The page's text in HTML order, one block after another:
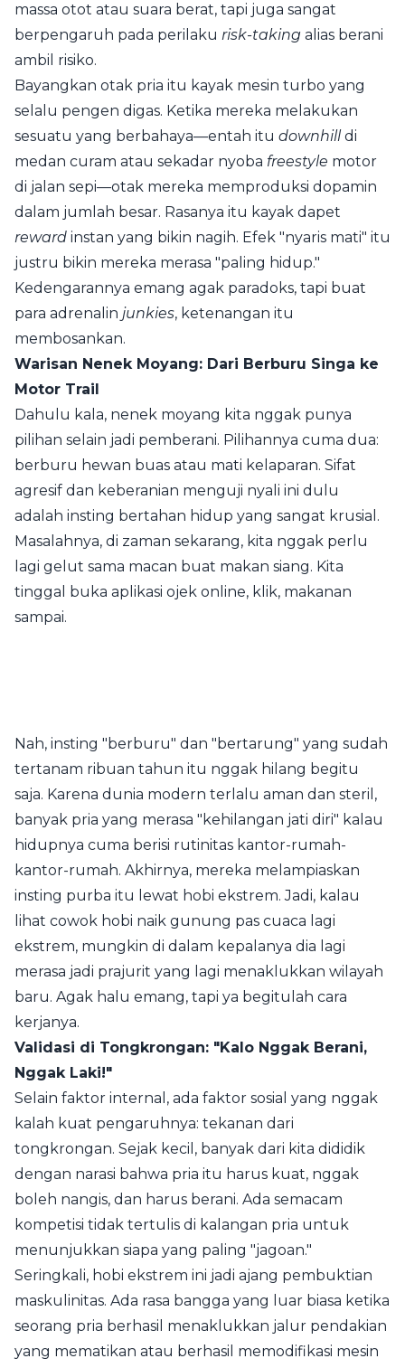
massa otot atau suara berat, tapi juga sangat
berpengaruh pada perilaku risk-taking alias berani
ambil risiko.
Bayangkan otak pria itu kayak mesin turbo yang
selalu pengen digas. Ketika mereka melakukan
sesuatu yang berbahaya—entah itu downhilldi
medan curam atau sekadar nyoba freestyle motor
di jalan sepi—otak mereka memproduksi dopamin
dalam jumlah besar. Rasanya itu kayak dapet
reward instan yang bikin nagih. Efek "nyaris mati" itu
justru bikin mereka merasa "paling hidup."
Kedengarannya emang agak paradoks, tapi buat
para adrenalin junkies, ketenangan itu
membosankan.
Warisan Nenek Moyang: Dari Berburu Singa ke
Motor Trail
Dahulu kala, nenek moyang kita nggak punya
pilihan selain jadi pemberani. Pilihannya cuma dua:
berburu hewan buas atau mati kelaparan. Sifat
agresif dan keberanian menguji nyali ini dulu
adalah insting bertahan hidup yang sangat krusial.
Masalahnya, di zaman sekarang, kita nggak perlu
lagi gelut sama macan buat makan siang. Kita
tinggal buka aplikasi ojek online, klik, makanan
sampai.
Nah, insting "berburu" dan "bertarung" yang sudah
tertanam ribuan tahun itu nggak hilang begitu
saja. Karena dunia modern terlalu aman dan steril,
banyak pria yang merasa "kehilangan jati diri" kalau
hidupnya cuma berisi rutinitas kantor-rumah-
kantor-rumah. Akhirnya, mereka melampiaskan
insting purba itu lewat hobi ekstrem. Jadi, kalau
lihat cowok hobi naik gunung pas cuaca lagi
ekstrem, mungkin di dalam kepalanya dia lagi
merasa jadi prajurit yang lagi menaklukkan wilayah
baru. Agak halu emang, tapi ya begitulah cara
kerjanya.
Validasi di Tongkrongan: "Kalo Nggak Berani,
Nggak Laki!"
Selain faktor internal, ada faktor sosial yang nggak
kalah kuat pengaruhnya: tekanan dari
tongkrongan. Sejak kecil, banyak dari kita dididik
dengan narasi bahwa pria itu harus kuat, nggak
boleh nangis, dan harus berani. Ada semacam
kompetisi tidak tertulis di kalangan pria untuk
menunjukkan siapa yang paling "jagoan."
Seringkali, hobi ekstrem ini jadi ajang pembuktian
maskulinitas. Ada rasa bangga yang luar biasa ketika
seorang pria berhasil menaklukkan jalur pendakian
yang mematikan atau berhasil memodifikasi mesin